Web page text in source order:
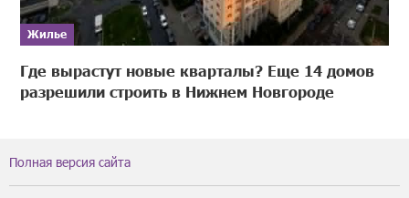
Жилье
Где вырастут новые кварталы? Еще 14 домов
разрешили строить в Нижнем Новгороде
Полная версия сайта